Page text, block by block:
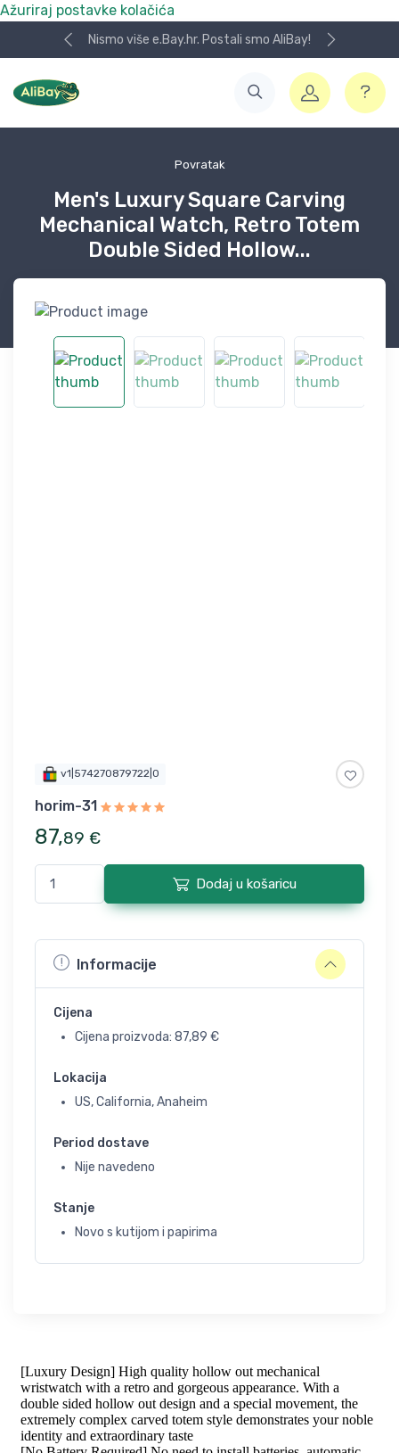
Ažuriraj postavke kolačića
Nismo više e.Bay.hr. Postali smo AliBay!
Povratak
Men's Luxury Square Carving
Mechanical Watch, Retro Totem
Double Sided Hollow...
v1|574270879722|0
horim-31
87,89 €
Dodaj u košaricu
Informacije
Cijena
Cijena proizvoda: 87,89 €
Lokacija
US, California, Anaheim
Period dostave
Nije navedeno
Stanje
Novo s kutijom i papirima